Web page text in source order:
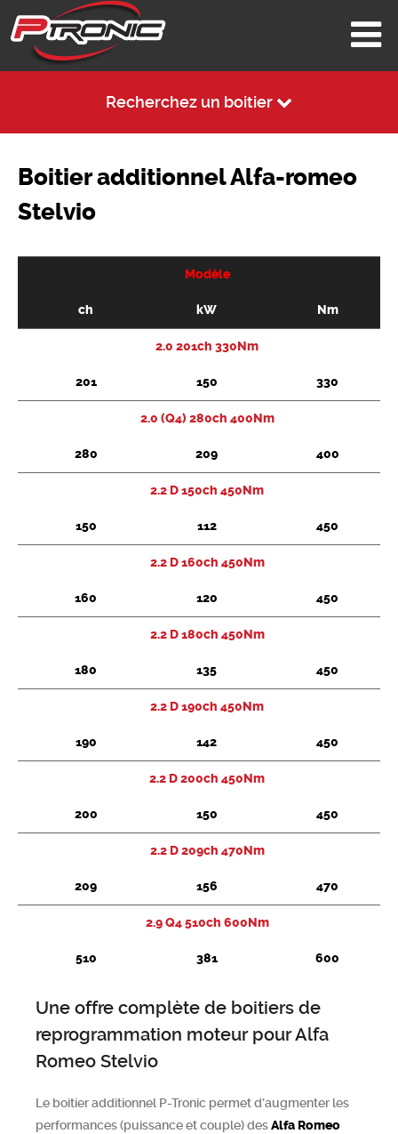
Recherchez un boitier
Chercher
Boitier additionnel Alfa-romeo
Stelvio
Modèle
ch kW Nm
2.0 201ch 330Nm
201 150 330
2.0 (Q4) 280ch 400Nm
280 209 400
2.2 D 150ch 450Nm
150 112 450
2.2 D 160ch 450Nm
160 120 450
2.2 D 180ch 450Nm
180 135 450
2.2 D 190ch 450Nm
190 142 450
2.2 D 200ch 450Nm
200 150 450
2.2 D 209ch 470Nm
209 156 470
2.9 Q4 510ch 600Nm
510 381 600
Une offre complète de boitiers de
reprogrammation moteur pour Alfa
Romeo Stelvio
Le boitier additionnel P-Tronic permet d’augmenter les
performances (puissance et couple) desAlfa Romeo